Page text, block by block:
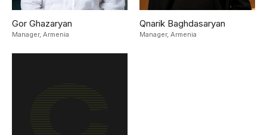
Gor Ghazaryan
Manager, Armenia
Qnarik Baghdasaryan
Manager, Armenia